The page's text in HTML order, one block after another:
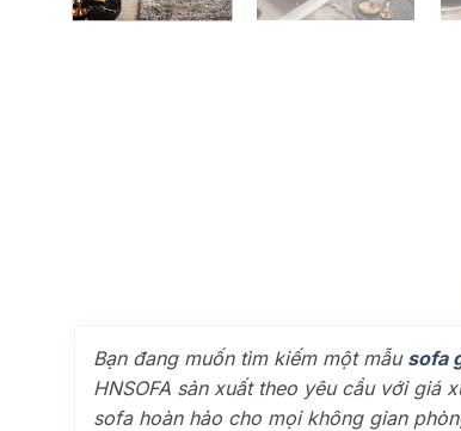
Bạn đang muốn tìm kiếm một mẫu sofa
HNSOFA sản xuất theo yêu cầu với
sofa hoàn hảo cho mọi không gian